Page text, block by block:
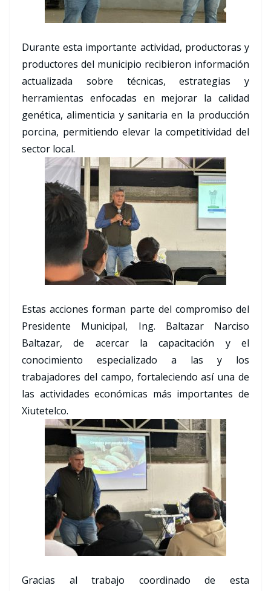
Durante esta importante actividad, productoras y
productores del municipio recibieron información
actualizada sobre técnicas, estrategias y
herramientas enfocadas en mejorar la calidad
genética, alimenticia y sanitaria en la producción
porcina, permitiendo elevar la competitividad del
sector local.
Estas acciones forman parte del compromiso del
Presidente Municipal, Ing. Baltazar Narciso
Baltazar, de acercar la capacitación y el
conocimiento especializado a las y los
trabajadores del campo, fortaleciendo así una de
las actividades económicas más importantes de
Xiutetelco.
Gracias al trabajo coordinado de esta